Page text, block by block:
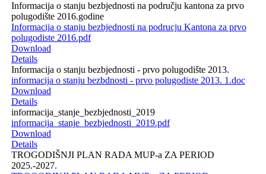
Informacija o stanju bezbjednosti na području kantona za prvo
polugodište 2016.godine
Informacija o stanju bezbjednosti na podrucju Kantona za prvo
polugodiste 2016.pdf
Download
Details
Informacija o stanju bezbjednosti - prvo polugodište 2013.
informacija o stanju bezbdnosti - prvo polugodiste 2013. 1.doc
Download
Details
informacija_stanje_bezbjednosti_2019
informacija_stanje_bezbjednosti_2019.pdf
Download
Details
TROGODIŠNJI PLAN RADA MUP-a ZA PERIOD
2025.-2027.